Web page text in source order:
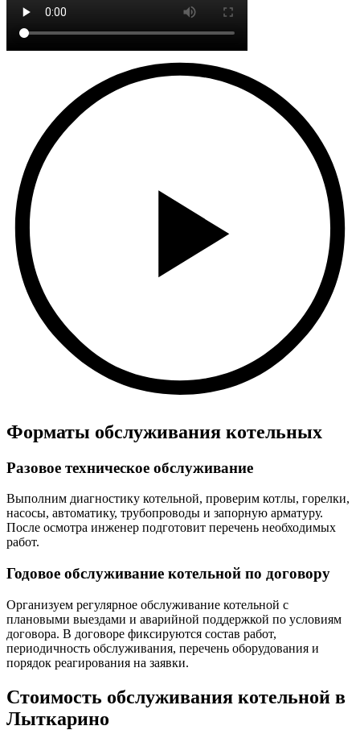
Форматы обслуживания котельных
Разовое техническое обслуживание
Выполним диагностику котельной, проверим котлы, горелки,
насосы, автоматику, трубопроводы и запорную арматуру.
После осмотра инженер подготовит перечень необходимых
работ.
Годовое обслуживание котельной по договору
Организуем регулярное обслуживание котельной с
плановыми выездами и аварийной поддержкой по условиям
договора. В договоре фиксируются состав работ,
периодичность обслуживания, перечень оборудования и
порядок реагирования на заявки.
Стоимость обслуживания котельной в
Лыткарино